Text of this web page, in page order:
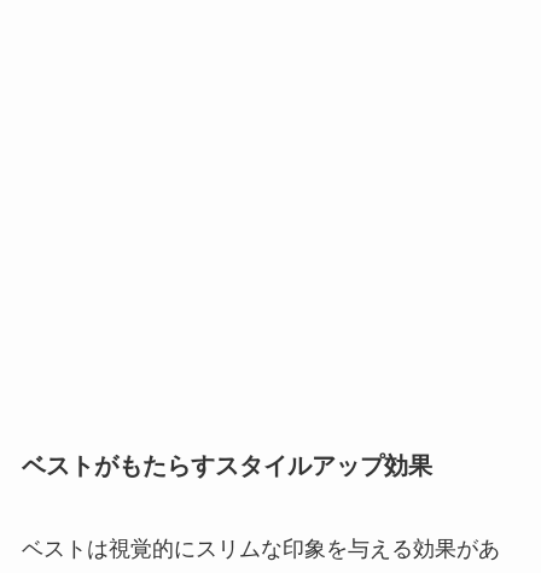
ベストがもたらすスタイルアップ効果
ベストは視覚的にスリムな印象を与える効果があ